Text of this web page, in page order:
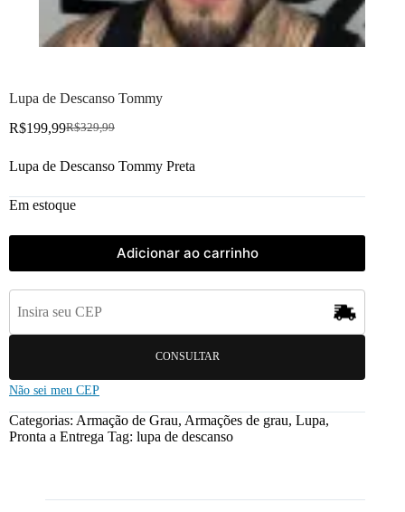
Lupa de Descanso Tommy
R$329,99
R$199,99
Lupa de Descanso Tommy Preta
Em estoque
Adicionar ao carrinho
CONSULTAR
Não sei meu CEP
Categorias: Armação de Grau, Armações de grau, Lupa,
Pronta a Entrega Tag: lupa de descanso